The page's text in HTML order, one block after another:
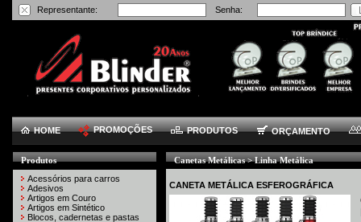
Representante: Senha:
HOME PROMOÇÕES PRODUTOS ORÇAMENTO
Produtos
Acessórios para carros
Adesivos
Artigos em Couro
Artigos em Sintético
Blocos, cadernetas e pastas
Canetas Metálicas > Linha Metálica
CANETA METÁLICA ESFEROGRÁFICA